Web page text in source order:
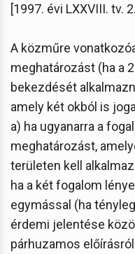
[1997. évi LXXVIII. tv.
A közműre
meghatározást (ha a
bekezdését
amely két okból is
a) ha ugyanarra a
meghatározást,
területen kell
ha a két fogalom
egymással (ha
érdemi jelentése
párhuzamos